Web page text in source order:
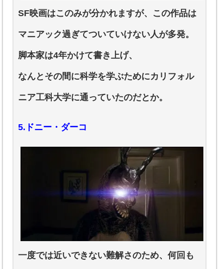
SF映画はこのみが分かれますが、この作品は
マニアック過ぎてついていけない人が多発。
脚本家は4年かけて書き上げ、
なんとその間に科学を学ぶためにカリフォル
ニア工科大学に通っていたのだとか。
5.ドニー・ダーコ
一度では近いできない難解さのため、何回も